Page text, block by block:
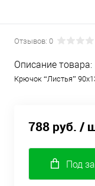
Отзывов: 0
Описание товара:
Крючок “Листья”
788 руб. /
Под